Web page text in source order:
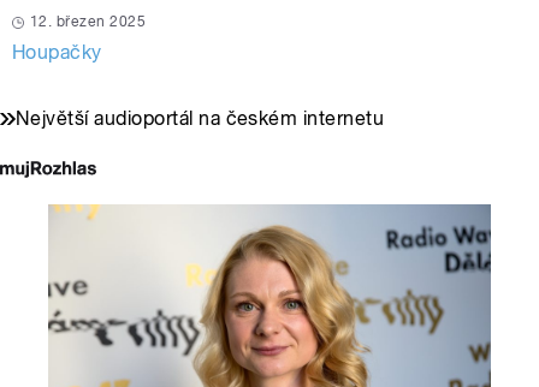
12. březen 2025
Houpačky
Největší audioportál na českém internetu